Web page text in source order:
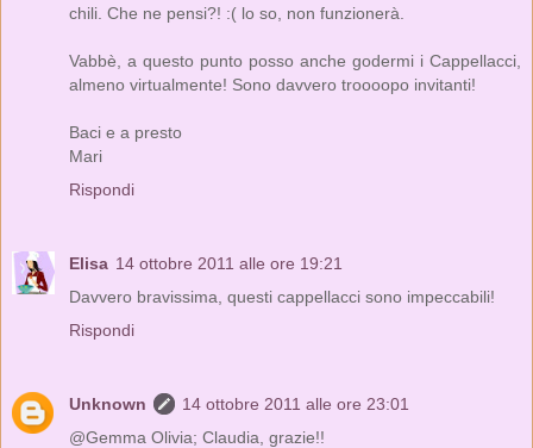
chili. Che ne pensi?! :( lo so, non funzionerà.
Vabbè, a questo punto posso anche godermi i Cappellacci,
almeno virtualmente! Sono davvero troooopo invitanti!
Baci e a presto
Mari
Rispondi
Elisa 14 ottobre 2011 alle ore 19:21
Davvero bravissima, questi cappellacci sono impeccabili!
Rispondi
Unknown
14 ottobre 2011 alle ore 23:01
@Gemma Olivia; Claudia, grazie!!